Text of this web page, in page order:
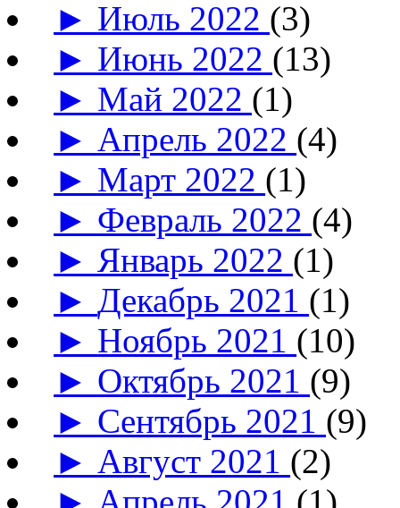
► Июль 2022 (3)
► Июнь 2022 (13)
► Май 2022 (1)
► Апрель 2022 (4)
► Март 2022 (1)
► Февраль 2022 (4)
► Январь 2022 (1)
►Декабрь 2021 (1)
► Ноябрь 2021 (10)
► Октябрь 2021 (9)
► Сентябрь 2021 (9)
► Август 2021 (2)